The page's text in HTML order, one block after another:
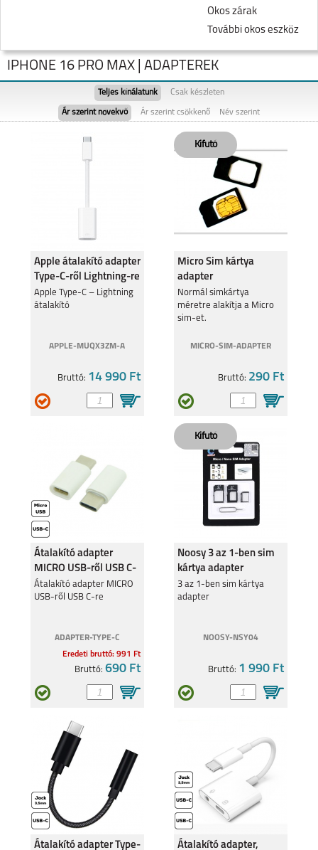
Okos zárak
További okos eszköz
IPHONE AIR IPHONE 17
IPHONE 16E IPHONE 16 PRO MAX
IPHONE 16 PLUS
IPHONE 15 PLUS
IPHONE 16 PRO MAX | ADAPTEREK
Teljes kínálatunk Csak készleten
Ár szerint növekvő Ár szerint csökkenő Név szerint
Apple átalakító adapter
Type-C-ről Lightning-re
Apple Type-C – Lightning
átalakító
APPLE-MUQX3ZM-A
Bruttó: 14 990 Ft
Micro Sim kártya
adapter
Normál simkártya
méretre alakítja a Micro
sim-et.
MICRO-SIM-ADAPTER
Bruttó: 290 Ft
Átalakító adapter
MICRO USB-ről USB C-
re
Átalakító adapter MICRO
USB-ről USB C-re
ADAPTER-TYPE-C
Eredeti bruttó: 991 Ft
Bruttó: 690 Ft
Noosy 3 az 1-ben sim
kártya adapter
3 az 1-ben sim kártya
adapter
NOOSY-NSY04
Bruttó: 1 990 Ft
Átalakító adapter Type-
Átalakító adapter,